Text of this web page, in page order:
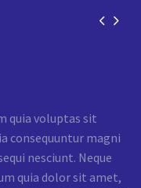
 
quia voluptas sit
consequuntur magni
nesciunt. Neque
quia dolor sit amet,